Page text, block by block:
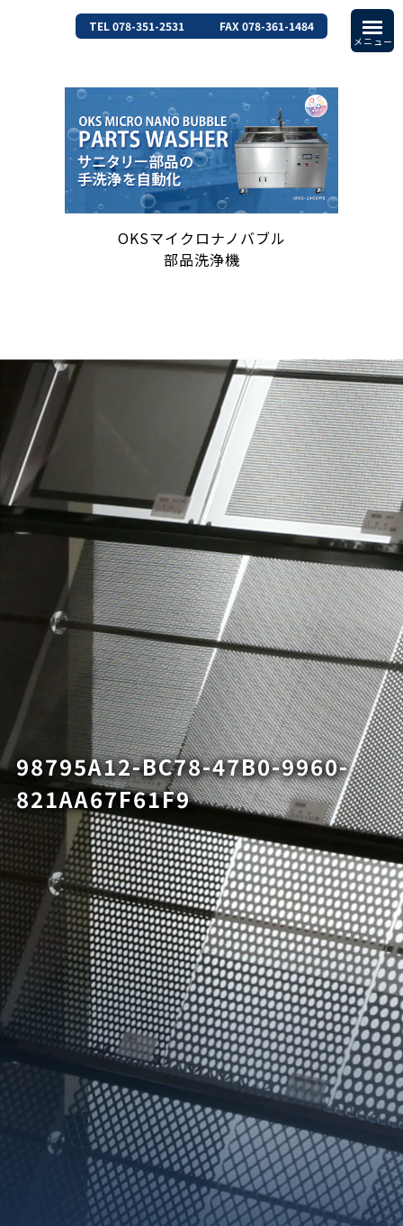
TEL 078-351-2531 FAX 078-361-1484
OKSマイクロナノバブル
部品洗浄機
98795A12-BC78-47B0-9960-
821AA67F61F9